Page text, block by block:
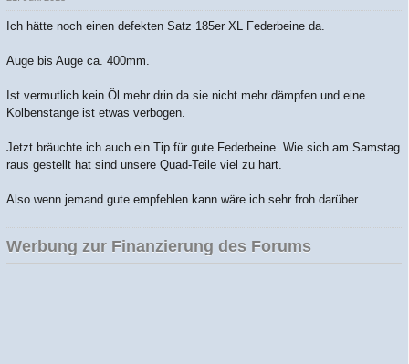
Ich hätte noch einen defekten Satz 185er XL Federbeine da.
Auge bis Auge ca. 400mm.
Ist vermutlich kein Öl mehr drin da sie nicht mehr dämpfen und eine
Kolbenstange ist etwas verbogen.
Jetzt bräuchte ich auch ein Tip für gute Federbeine. Wie sich am Samstag
raus gestellt hat sind unsere Quad-Teile viel zu hart.
Also wenn jemand gute empfehlen kann wäre ich sehr froh darüber.
Werbung zur Finanzierung des Forums